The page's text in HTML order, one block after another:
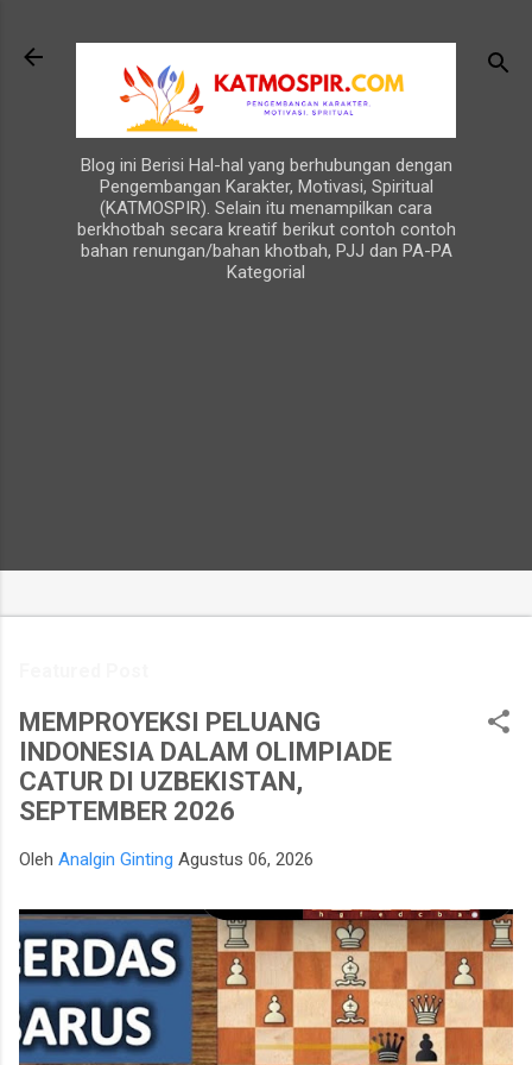
Blog ini Berisi Hal-hal yang berhubungan dengan
Pengembangan Karakter, Motivasi, Spiritual
(KATMOSPIR). Selain itu menampilkan cara
berkhotbah secara kreatif berikut contoh contoh
bahan renungan/bahan khotbah, PJJ dan PA-PA
Kategorial
MEMPROYEKSI PELUANG
INDONESIA DALAM OLIMPIADE
CATUR DI UZBEKISTAN,
SEPTEMBER 2026
Oleh Analgin Ginting Agustus 06, 2026